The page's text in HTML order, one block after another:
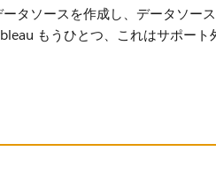
イル（.twb / .tds）のXMLを直接書